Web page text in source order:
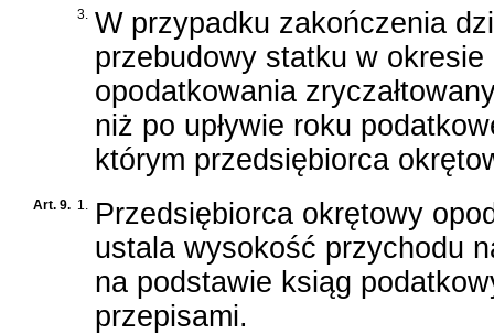
3. W przypadku zakończenia
przebudowy statku w
opodatkowania
niż po upływie roku
którym przedsiębiorca
Art. 9. 1. Przedsiębiorca okrętowy
ustala wysokość przychodu
na podstawie ksiąg
przepisami.